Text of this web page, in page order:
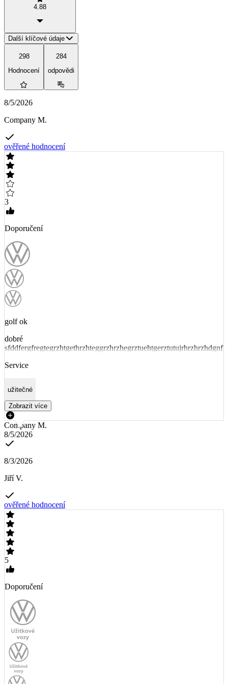
4.88
Další klíčové údaje
298
Hodnocení
284
odpovědi
8/5/2026
Company M.
ověřené hodnocení
3
Doporučení
golf ok
dobré
Service
užitečné
Zobrazit více
Company M.
8/5/2026
8/3/2026
Jiří V.
ověřené hodnocení
5
Doporučení